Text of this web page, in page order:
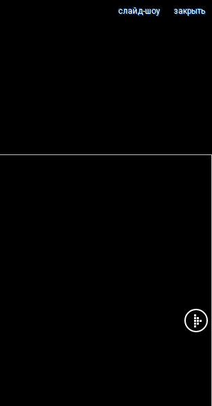
закрыть
cлайд-шоу